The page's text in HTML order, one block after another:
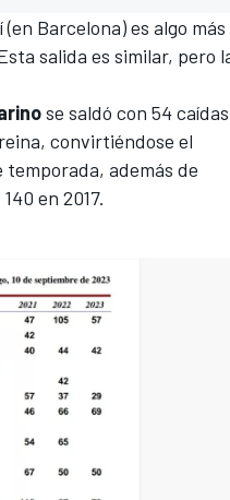
Barcelona) es algo más
salida es similar, pero
se saldó con 54
convirtiéndose el
además de
en 2017.